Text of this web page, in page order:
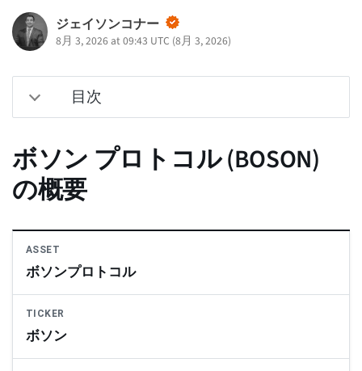
ジェイソンコナー
8月 3, 2026 at 09:43 UTC (8月 3, 2026)
目次
ボソン プロトコル (BOSON)
の概要
ASSET
ボソンプロトコル
TICKER
ボソン